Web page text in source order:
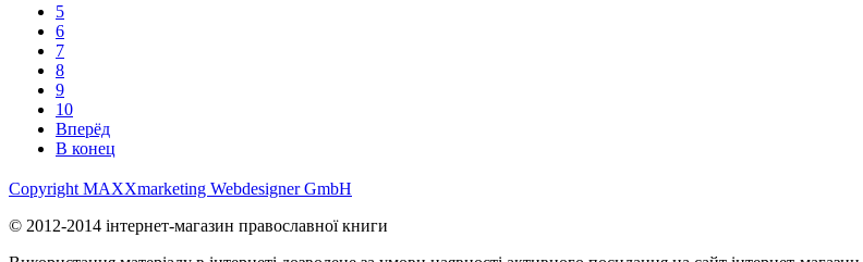
5
6
7
8
9
10
Вперёд
В конец
Copyright MAXXmarketing Webdesigner GmbH
© 2012-2014 інтернет-магазин православної книги